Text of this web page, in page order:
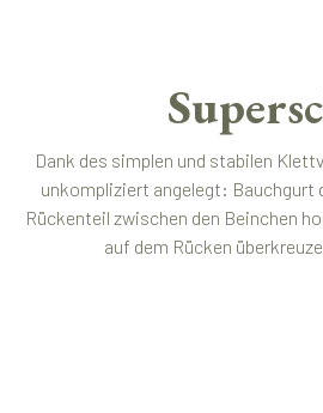
Dank des simplen und stabilen
unkompliziert angelegt: Bauchgurt
Rückenteil zwischen den Beinchen
auf dem Rücken